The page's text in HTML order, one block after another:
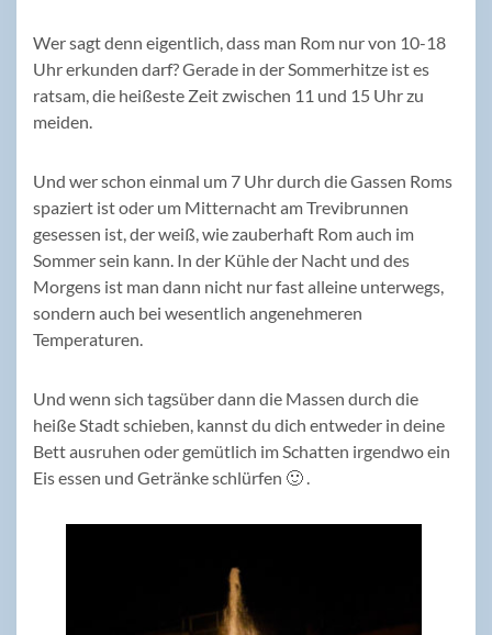
Wer sagt denn eigentlich, dass man Rom nur von 10-18
Uhr erkunden darf? Gerade in der Sommerhitze ist es
ratsam, die heißeste Zeit zwischen 11 und 15 Uhr zu
meiden.
Und wer schon einmal um 7 Uhr durch die Gassen Roms
spaziert ist oder um Mitternacht am Trevibrunnen
gesessen ist, der weiß, wie zauberhaft Rom auch im
Sommer sein kann. In der Kühle der Nacht und des
Morgens ist man dann nicht nur fast alleine unterwegs,
sondern auch bei wesentlich angenehmeren
Temperaturen.
Und wenn sich tagsüber dann die Massen durch die
heiße Stadt schieben, kannst du dich entweder in deine
Bett ausruhen oder gemütlich im Schatten irgendwo ein
Eis essen und Getränke schlürfen 🙂 .